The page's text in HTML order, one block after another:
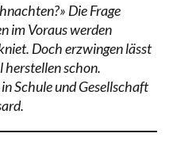
Die Frage
im Voraus werden
Doch erzwingen lässt
herstellen schon.
Schule und Gesellschaft